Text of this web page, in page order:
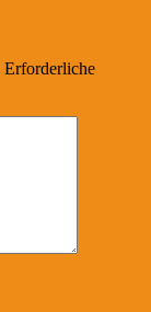
Erforderliche